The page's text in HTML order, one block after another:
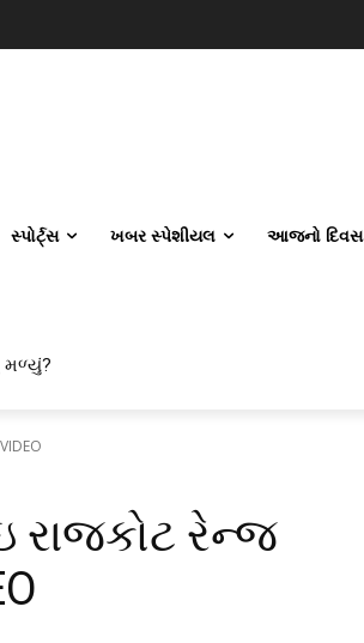
સ્પોર્ટ્સ ખબર સ્પેશીયલ આજનો દિવસ
કરી રહ્યા છે? IITનો ટ્રેન્ડ બદલાઈ ગયો છે
રાજકોટ રેન્જ